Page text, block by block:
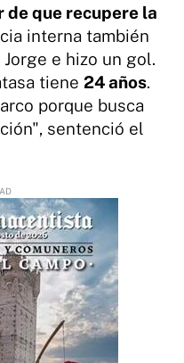
que recupere la
interna también
e hizo un gol.
tiene 24 años.
porque busca
sentenció el